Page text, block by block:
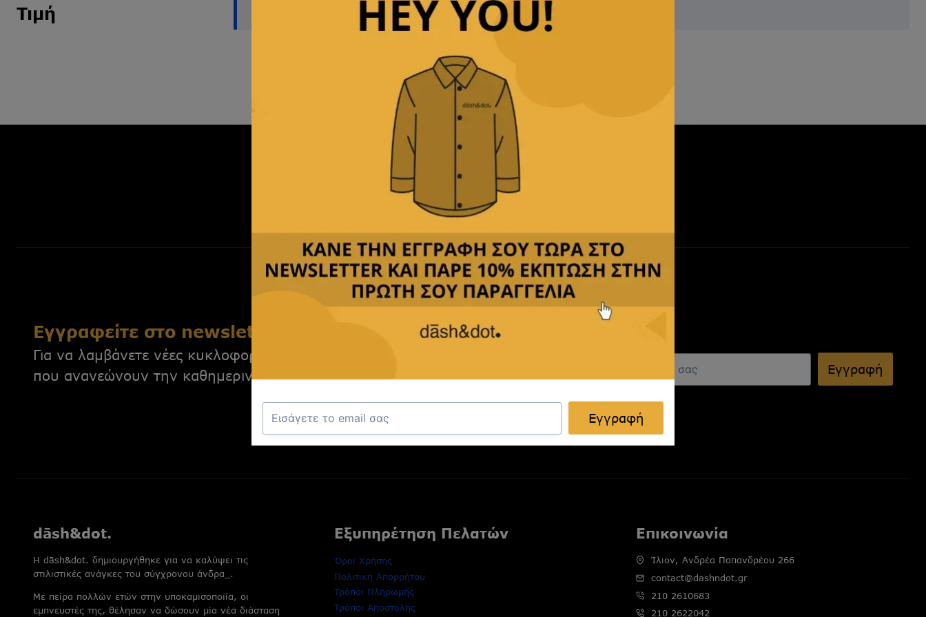
Δεν βρέθηκε κανένα προϊόν που να ταιριάζει με την επιλογή σας.
Τιμή
Εγγραφείτε στο newsletter μας
Για να λαμβάνετε νέες κυκλοφορίες, αποκλειστικές προσφορές και ιδέες
που ανανεώνουν την καθημερινότητά σας.
Εγγραφή
dāsh&dot.
H dāsh&dot. δημιουργήθηκε για να καλύψει τις
στιλιστικές ανάγκες του σύγχρονου άνδρα_.
Με πείρα πολλών ετών στην υποκαμισοποϊία, οι
εμπνευστές της, θέλησαν να δώσουν μία νέα διάσταση
Εξυπηρέτηση Πελατών
Όροι Χρήσης
Πολιτική Απορρήτου
Τρόποι Πληρωμής
Τρόποι Αποστολής
Επικοινωνία
Ίλιον, Ανδρέα Παπανδρέου 266
contact@dashndot.gr
210 2610683
210 2622042
Εγγραφή